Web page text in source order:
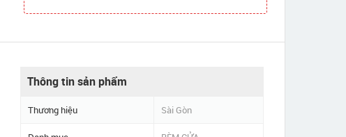
Thông tin sản phẩm
Thương hiệu Sài Gòn